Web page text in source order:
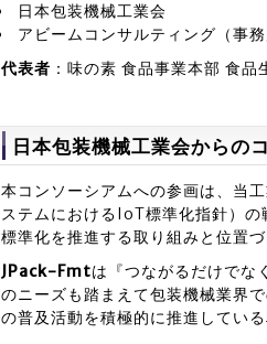
日本包装機械工業会
アビームコンサルティング（事務
代表者 ：味の素 食品事業本部 食
日本包装機械工業会からの
本コンソーシアムへの参画は、当
ステムにおけるIoT標準化指針）
標準化を推進する取り組みと位置づ
JPack-Fmtは『つながるだけでな
のニーズも踏まえて包装機械業界
の普及活動を積極的に推進している